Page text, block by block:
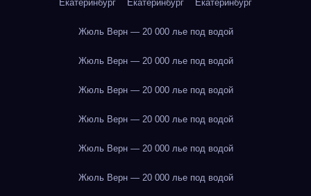
Екатеринбург Екатеринбург Екатеринбург
Жюль Верн — 20 000 лье под водой
Жюль Верн — 20 000 лье под водой
Жюль Верн — 20 000 лье под водой
Жюль Верн — 20 000 лье под водой
Жюль Верн — 20 000 лье под водой
Жюль Верн — 20 000 лье под водой